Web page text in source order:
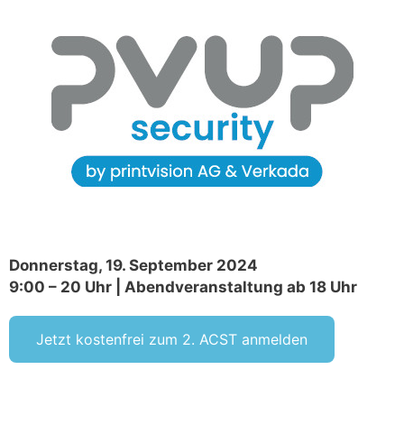
Donnerstag, 19. September 2024
9:00 – 20 Uhr | Abendveranstaltung ab 18 Uhr
Jetzt kostenfrei zum 2. ACST anmelden